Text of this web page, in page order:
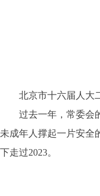
北京市十六届人大二
过去一年，常委会的
未成年人撑起一片安全
下走过2023。